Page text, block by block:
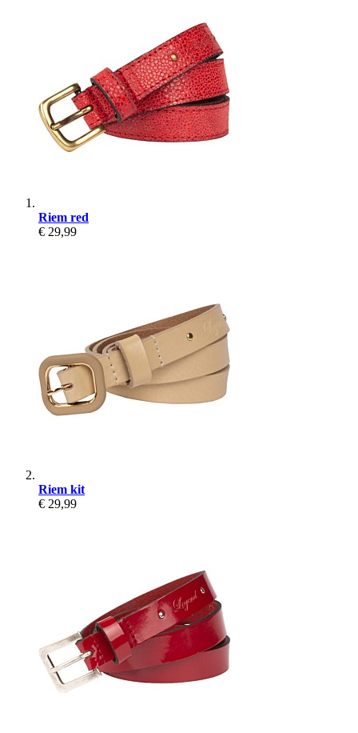
Riem red
€ 29,99
Riem kit
€ 29,99